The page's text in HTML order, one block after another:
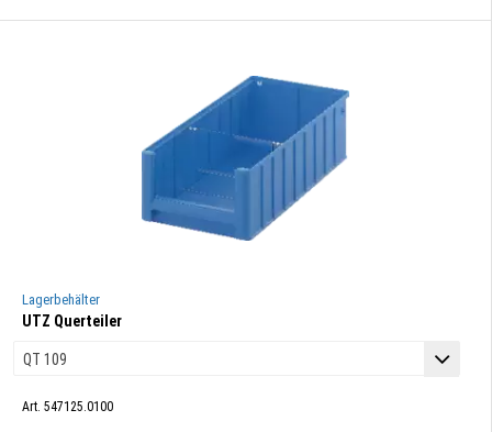
Lagerbehälter
UTZ Querteiler
Art. 547125.0100